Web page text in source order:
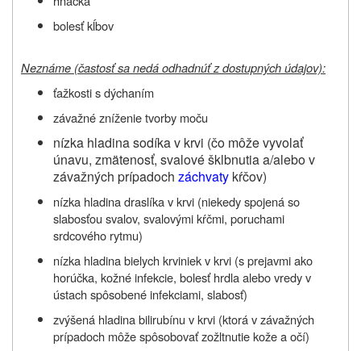
bolesť kĺbov
Neznáme (častosť sa nedá odhadnúť z dostupných údajov):
ťažkosti s dýchaním
závažné zníženie tvorby moču
nízka hladina sodíka v krvi (čo môže vyvolať
únavu, zmätenosť, svalové šklbnutia a/alebo v
závažných prípadoch záchvaty kŕčov)
nízka hladina draslíka v krvi (niekedy spojená so
slabosťou svalov, svalovými kŕčmi, poruchami
srdcového rytmu)
nízka hladina bielych krviniek v krvi (s prejavmi ako
horúčka, kožné infekcie, bolesť hrdla alebo vredy v
ústach spôsobené infekciami, slabosť)
zvýšená hladina bilirubínu v krvi (ktorá v závažných
prípadoch môže spôsobovať zožltnutie kože a očí)